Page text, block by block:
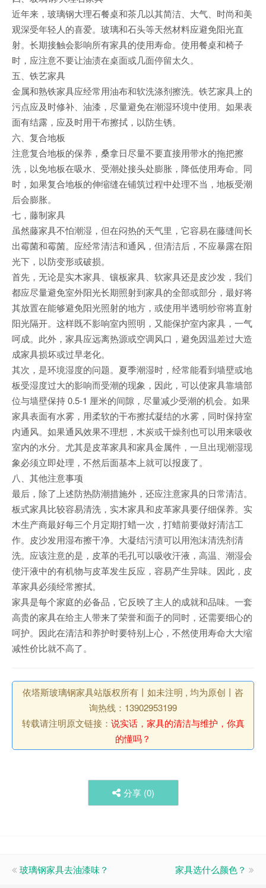
近年来，玻璃钢大理石餐桌和茶几以其简洁、大气、时尚和美
观深受年轻人的喜爱。玻璃和石头等天然材料应避免阳光直
射。长期接触会影响所有家具的使用寿命。使用餐桌和椅子
时，应注意不要让油渍在桌面或几面停留太久。
五、铁艺家具
金属和熟铁家具应经常用油布和软洗涤剂擦洗。铁艺家具上的
污点应及时修补、油漆，尽量避免在潮湿环境中使用。如果表
面有结露，应及时用干布擦拭，以防生锈。
六、复合地板
注意复合地板的保养，桑拿日尽量不要直接用带水的拖把擦
洗，以免地板在吸水、受潮处接头处膨胀，降低使用寿命。同
时，如果复合地板的伸缩缝在铺筑过程中处理不当，地板受潮
后会膨胀。
七，藤制家具
虽然藤家具不怕潮湿，但在闷热的天气里，它容易在藤缝间长
出霉菌和霉菌。应经常清洁和通风，但清洁后，不应暴露在阳
光下，以防变形或破损。
首先，无论是实木家具、镶板家具、软家具还是皮沙发，我们
都应尽量避免室外阳光长期照射到家具的全部或部分，最好将
其放置在能够避免阳光照射的地方，或使用半透明纱帘将直射
阳光隔开。这样既不影响室内照明，又能保护室内家具，一气
呵成。此外，家具应远离热源或空调风口，避免因温差过大造
成家具损坏或过早老化。
其次，是环境湿度的问题。夏季潮湿时，经常能看到墙壁或地
板受湿度过大的影响而受潮的现象，因此，可以使家具靠墙部
位与墙壁保持 0.5-1 厘米的间隙，尽量减少受潮的机会。如果
家具表面有水雾，用柔软的干布擦拭凝结的水雾，同时保持室
内通风。如果通风效果不理想，木炭或干燥剂也可以用来吸收
室内的水分。尤其是皮革家具和家具金属件，一旦出现潮湿现
象必须立即处理，不然后面基本上就可以报废了。
八、其他注意事项
最后，除了上述防热防潮措施外，还应注意家具的日常清洁。
板式家具比较容易清洗，实木家具和皮革家具要仔细保养。实
木生产商最好每三个月定期打蜡一次，打蜡前要做好清洁工
作。皮沙发用湿布擦干净。大凝结污渍可以用泡沫清洗剂清
洗。应该注意的是，皮革的毛孔可以吸收汗液，高温、潮湿会
使汗液中的有机物与皮革发生反应，容易产生异味。因此，皮
革家具必须经常擦拭。
家具是每个家庭的必备品，它反映了主人的成就和品味。一套
高贵的家具在给主人带来了荣誉和面子的同时，还需要细心的
呵护。因此在清洁和养护时要特别上心，不然使用寿命大大缩
减性价比就不高了。
依塔斯玻璃钢家具站版权所有丨如未注明 , 均为原创丨咨
询热线：13902953199
转载请注明原文链接： 说实话，家具的清洁与维护，你真
的懂吗？
分享 (0)
玻璃钢家具去油漆味？ 家具选什么颜色？